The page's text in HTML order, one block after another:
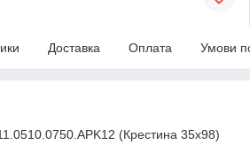
Доставка Оплата Умови
(Крестина 35х98)